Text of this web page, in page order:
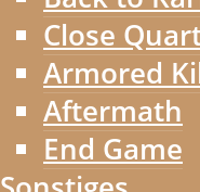
Close
Armored
Aftermath
End Game